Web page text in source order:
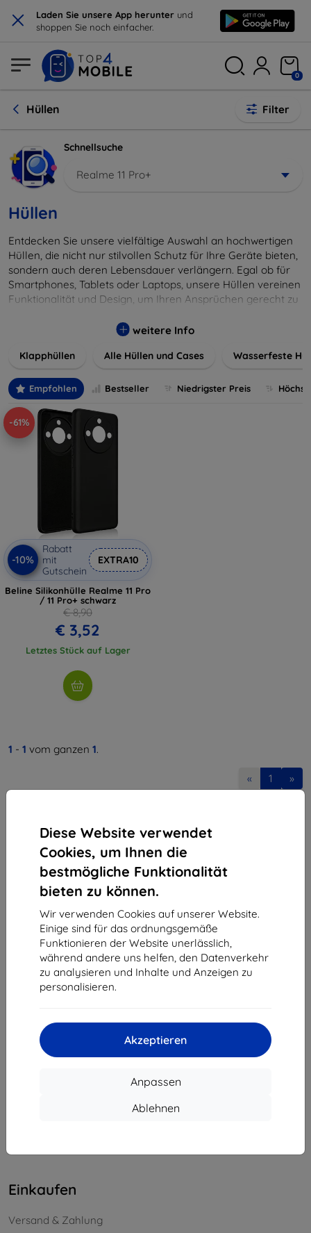
× Laden Sie unsere App herunter und
shoppen Sie noch einfacher.
Diese Website verwendet
Cookies, um Ihnen die
bestmögliche Funktionalität
bieten zu können.
Wir verwenden Cookies auf unserer Website.
Einige sind für das ordnungsgemäße
Funktionieren der Website unerlässlich,
während andere uns helfen, den Datenverkehr
zu analysieren und Inhalte und Anzeigen zu
personalisieren.
Akzeptieren
Anpassen
Ablehnen
0
Hüllen Filter
Schnellsuche
Realme 11 Pro+
Hüllen
Entdecken Sie unsere vielfältige Auswahl an hochwertigen
Hüllen, die nicht nur stilvollen Schutz für Ihre Geräte bieten,
sondern auch deren Lebensdauer verlängern. Egal ob für
Smartphones, Tablets oder Laptops, unsere Hüllen vereinen
Funktionalität und Design, um Ihren Ansprüchen gerecht zu
Farben, um Ihren persönlichen Stil perfekt zu
weitere Info
Klapphüllen Alle Hüllen und Cases Wasserfeste
Empfohlen Bestseller Niedrigster Preis
-61%
-10%
Rabatt
mit
Gutschein
EXTRA10
Beline Silikonhülle Realme 11 Pro
/ 11 Pro+ schwarz
€ 8,90
€ 3,52
Letztes Stück auf Lager
1 - 1 vom ganzen 1.
« 1 »
Shield-Sk s.r.o.
Ulica Rudolfa Mocka 3750/2A
841 04 Bratislava
Unternehmens-ID:46701494
USt-IdNr.:SK2023549671
info@top4mobile.eu
Einkaufen
Versand & Zahlung